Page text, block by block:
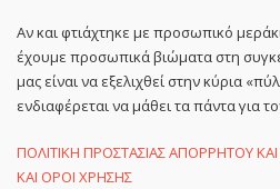
Αν και φτιάχτηκε με προσωπικό
έχουμε προσωπικά βιώματα στη
μας είναι να εξελιχθεί στην κύρια
ενδιαφέρεται να μάθει τα πάντα για
ΠΟΛΙΤΙΚΗ ΠΡΟΣΤΑΣΙΑΣ ΑΠΟΡΡΗΤΟΥ
ΚΑΙ ΟΡΟΙ ΧΡΗΣΗΣ